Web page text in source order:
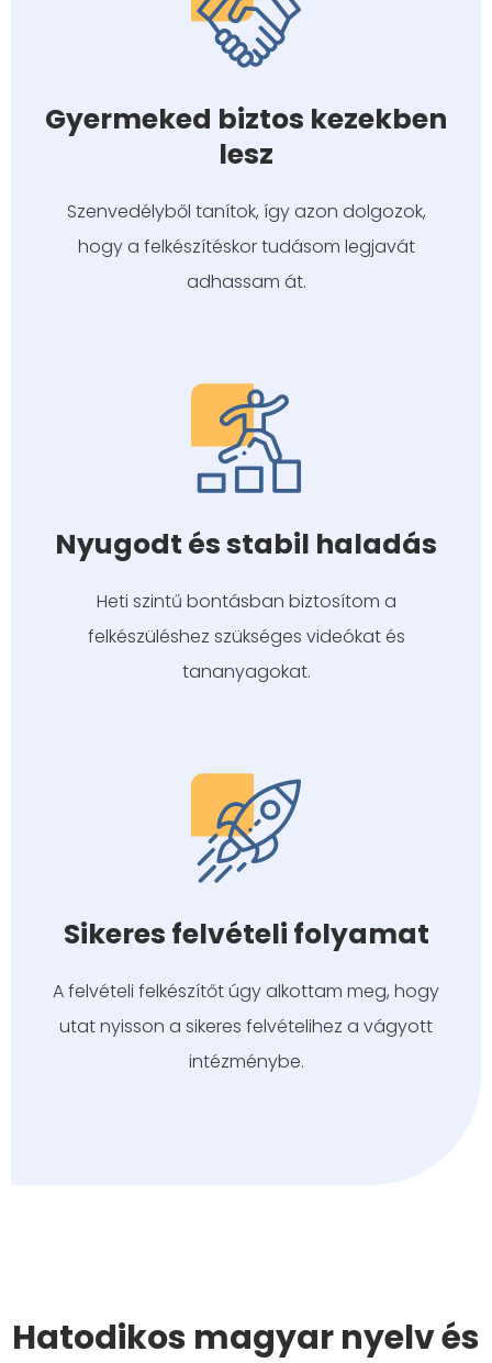
Gyermeked biztos kezekben
lesz
Szenvedélyből tanítok, így azon dolgozok,
hogy a felkészítéskor tudásom legjavát
adhassam át.
Nyugodt és stabil haladás
Heti szintű bontásban biztosítom a
felkészüléshez szükséges videókat és
tananyagokat.
Sikeres felvételi folyamat
A felvételi felkészítőt úgy alkottam meg, hogy
utat nyisson a sikeres felvételihez a vágyott
intézménybe.
Hatodikos magyar nyelv és